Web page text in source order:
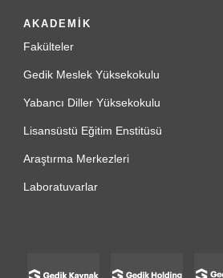
AKADEMİK
Fakülteler
Gedik Meslek Yüksekokulu
Yabancı Diller Yüksekokulu
Lisansüstü Eğitim Enstitüsü
Araştırma Merkezleri
Laboratuvarlar